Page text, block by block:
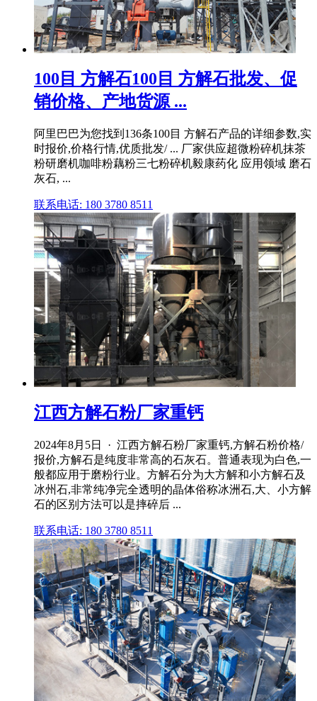
100目 方解石100目 方解石批发、促
销价格、产地货源 ...
阿里巴巴为您找到136条100目 方解石产品的详细参数,实
时报价,价格行情,优质批发/ ... 厂家供应超微粉碎机抹茶
粉研磨机咖啡粉藕粉三七粉碎机毅康药化 应用领域 磨石
灰石, ...
联系电话: 180 3780 8511
江西方解石粉厂家重钙
2024年8月5日 · 江西方解石粉厂家重钙,方解石粉价格/
报价,方解石是纯度非常高的石灰石。普通表现为白色,一
般都应用于磨粉行业。方解石分为大方解和小方解石及
冰州石,非常纯净完全透明的晶体俗称冰洲石,大、小方解
石的区别方法可以是摔碎后 ...
联系电话: 180 3780 8511